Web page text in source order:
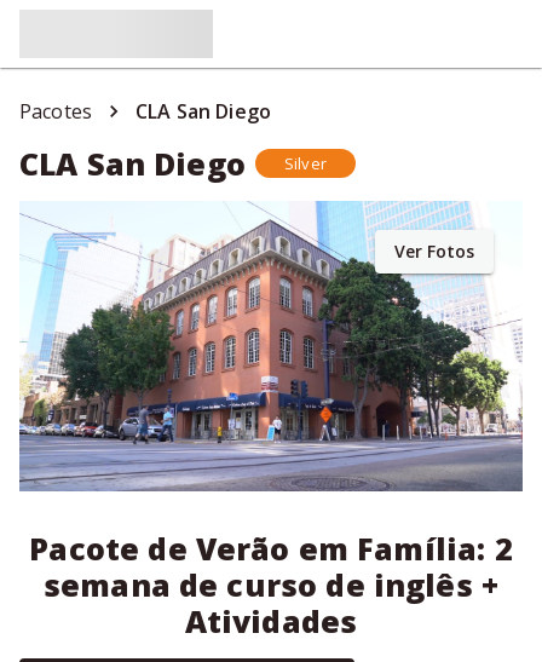
Pacotes CLA San Diego
CLA San Diego Silver
Ver Fotos
Pacote de Verão em Família: 2
semana de curso de inglês +
Atividades